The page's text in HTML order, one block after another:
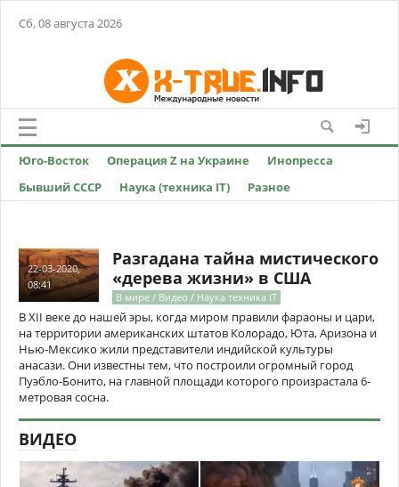
Сб, 08 августа 2026
Юго-Восток Операция Z на Украине
Инопресса
Бывший СССР
Наука (техника IT) Разное
22-03-2020,
08:41
Разгадана тайна мистического
«дерева жизни» в США
В мире / Видео / Наука техника IT
В XII веке до нашей эры, когда миром правили фараоны и цари,
на территории американских штатов Колорадо, Юта, Аризона и
Нью-Мексико жили представители индийской культуры
анасази. Они известны тем, что построили огромный город
Пуэбло-Бонито, на главной площади которого произрастала 6-
метровая сосна.
ВИДЕО